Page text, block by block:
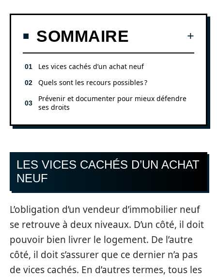
SOMMAIRE
Les vices cachés d’un achat neuf
Quels sont les recours possibles ?
Prévenir et documenter pour mieux défendre
ses droits
LES VICES CACHÉS D’UN ACHAT
NEUF
L’obligation d’un vendeur d’immobilier neuf
se retrouve à deux niveaux. D’un côté, il doit
pouvoir bien livrer le logement. De l’autre
côté, il doit s’assurer que ce dernier n’a pas
de vices cachés. En d’autres termes, tous les